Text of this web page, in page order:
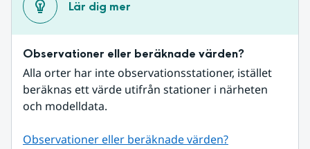
Lär dig mer
Observationer eller beräknade värden?
Alla orter har inte observationsstationer, istället
beräknas ett värde utifrån stationer i närheten
och modelldata.
Observationer eller beräknade värden?